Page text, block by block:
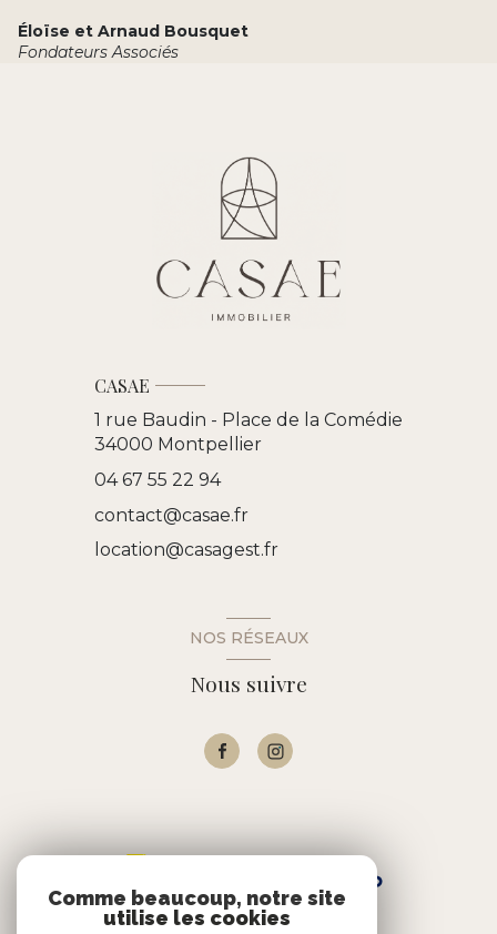
Éloïse et Arnaud Bousquet
Fondateurs Associés
CASAE
1 rue Baudin - Place de la Comédie
34000 Montpellier
04 67 55 22 94
contact@casae.fr
location@casagest.fr
NOS RÉSEAUX
Nous suivre
Comme beaucoup, notre site
utilise les cookies